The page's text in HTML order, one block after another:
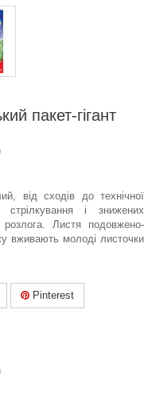
пакет-гігант
від сходів до технічної
і знижених
розлога. Листя подовжено-
вживають молоді листочки
Pinterest